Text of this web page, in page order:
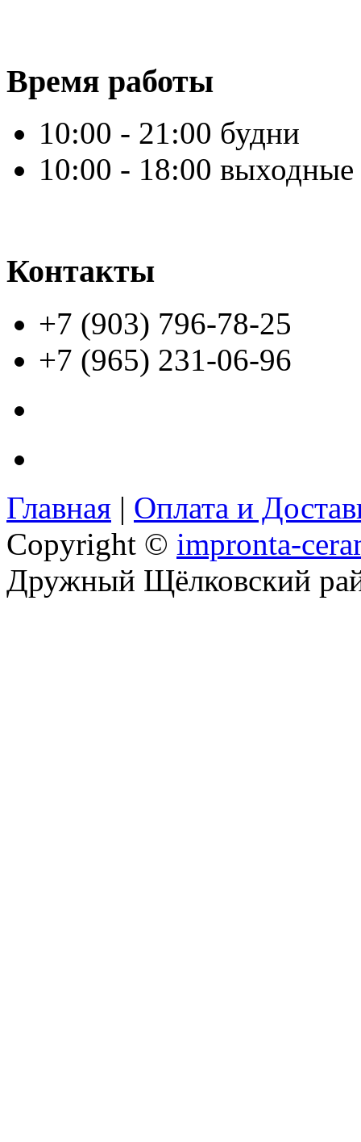
Время работы
10:00 - 21:00 будни
10:00 - 18:00 выходные
Контакты
+7 (903) 796-78-25
+7 (965) 231-06-96
Главная | Оплата и
Copyright © impronta-
Дружный Щёлковский